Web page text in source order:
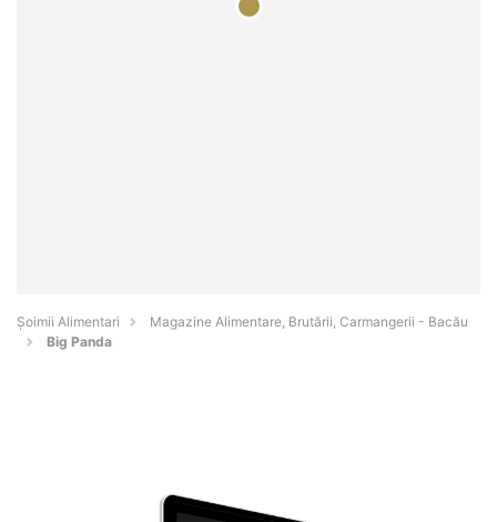
Şoimii Alimentari
Magazine Alimentare, Brutării, Carmangerii - Bacău
Big Panda